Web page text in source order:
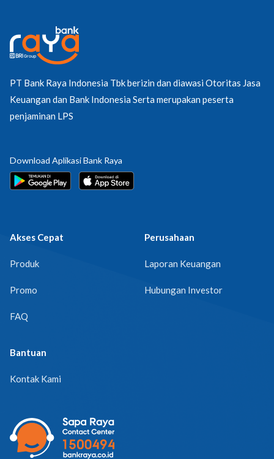
PT Bank Raya Indonesia Tbk berizin dan diawasi Otoritas Jasa
Keuangan dan Bank Indonesia Serta merupakan peserta
penjaminan LPS
Download Aplikasi Bank Raya
Akses Cepat
Produk
Promo
FAQ
Perusahaan
Laporan Keuangan
Hubungan Investor
Bantuan
Kontak Kami